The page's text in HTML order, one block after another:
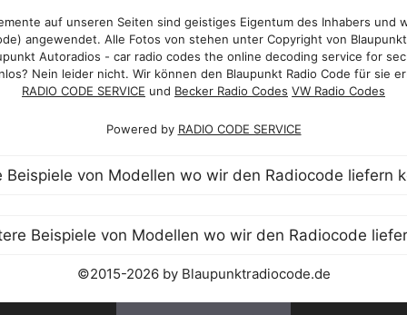
auf unseren Seiten sind geistiges Eigentum des Inhabers und
angewendet. Alle Fotos von stehen unter Copyright von
Autoradios - car radio codes the online decoding service for
Nein leider nicht. Wir können den Blaupunkt Radio Code für sie
RADIO CODE SERVICE und Becker Radio Codes VW Radio Codes
Powered by RADIO CODE SERVICE
©2015-2026 by Blaupunktradiocode.de